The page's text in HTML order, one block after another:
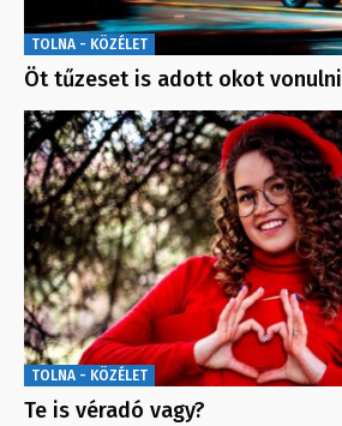
TOLNA - KÖZÉLET
Öt tűzeset is adott okot vonulni
TOLNA - KÖZÉLET
Te is véradó vagy?